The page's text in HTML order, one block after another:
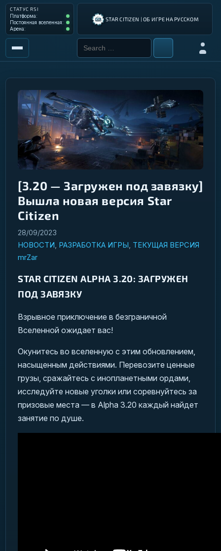
СТАТУС RSI
Платформа:
Платформа: Operational
Постоянная вселенная:
Постоянная вселенная: Operational
Арена:
Арена: Operational
STAR CITIZEN | ОБ ИГРЕ НА РУССКОМ
Search for:
Войти
ИНСТРУМЕНТЫ
РАЗРАБОТКА ИГРЫ
ИНСТРУКЦИИ ПИЛОТА
ГАЛАКТИЧЕСКИЙ ГИД
[3.20 — Загружен под завязку]
Вышла новая версия Star
Citizen
28/09/2023
НОВОСТИ, РАЗРАБОТКА ИГРЫ, ТЕКУЩАЯ ВЕРСИЯ
mrZar
STAR CITIZEN ALPHA 3.20: ЗАГРУЖЕН
ПОД ЗАВЯЗКУ
Взрывное приключение в безграничной
Вселенной ожидает вас!
Окунитесь во вселенную с этим обновлением,
насыщенным действиями. Перевозите ценные
грузы, сражайтесь с инопланетными ордами,
исследуйте новые уголки или соревнуйтесь за
призовые места — в Alpha 3.20 каждый найдет
занятие по душе.